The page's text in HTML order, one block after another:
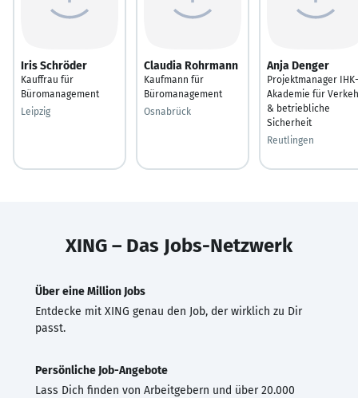
Iris Schröder
Kauffrau für
Büromanagement
Leipzig
Claudia Rohrmann
Kaufmann für
Büromanagement
Osnabrück
Anja Denger
Projektmanager IHK-
Akademie für
& betriebliche
Sicherheit
Reutlingen
XING – Das Jobs-Netzwerk
Über eine Million Jobs
Entdecke mit XING genau den Job, der wirklich zu Dir
passt.
Persönliche Job-Angebote
Lass Dich finden von Arbeitgebern und über 20.000